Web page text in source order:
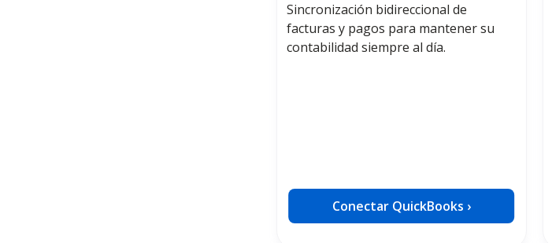
Sincronización bidireccional de
facturas y pagos para mantener su
contabilidad siempre al día.
Conectar QuickBooks ›